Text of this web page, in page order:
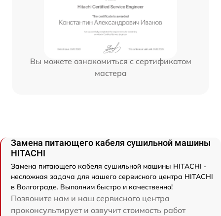
Вы можете ознакомиться с сертификатом
мастера
Замена питающего кабеля сушильной машины
HITACHI
Замена питающего кабеля сушильной машины HITACHI -
несложная задача для нашего сервисного центра HITACHI
в Волгограде. Выполним быстро и качественно!
Позвоните нам и наш сервисного центра
проконсультирует и озвучит стоимость работ